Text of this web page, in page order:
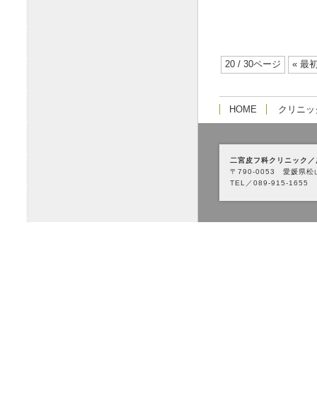
20 / 30ページ « 最
HOME クリニ
二宮皮フ科クリニック
〒790-0053 愛媛県松
TEL／089-915-1655